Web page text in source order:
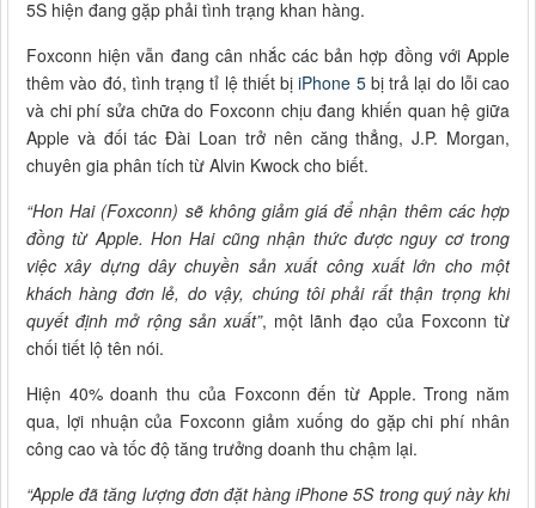
5S hiện đang gặp phải tình trạng khan hàng.
Foxconn hiện vẫn đang cân nhắc các bản hợp đồng với Apple
thêm vào đó, tình trạng tỉ lệ thiết bịiPhone 5bị trả lại do lỗi cao
và chi phí sửa chữa do Foxconn chịu đang khiến quan hệ giữa
Apple và đối tác Đài Loan trở nên căng thẳng, J.P. Morgan,
chuyên gia phân tích từ Alvin Kwock cho biết.
“Hon Hai (Foxconn) sẽ không giảm giá để nhận thêm các hợp
đồng từ Apple. Hon Hai cũng nhận thức được nguy cơ trong
việc xây dựng dây chuyền sản xuất công xuất lớn cho một
khách hàng đơn lẻ, do vậy, chúng tôi phải rất thận trọng khi
quyết định mở rộng sản xuất”, một lãnh đạo của Foxconn từ
chối tiết lộ tên nói.
Hiện 40% doanh thu của Foxconn đến từ Apple. Trong năm
qua, lợi nhuận của Foxconn giảm xuống do gặp chi phí nhân
công cao và tốc độ tăng trưởng doanh thu chậm lại.
“Apple đã tăng lượng đơn đặt hàng iPhone 5S trong quý này khi